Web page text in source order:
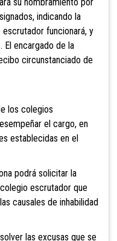
indicando la
funcionará, y
El encargado de la
circunstanciado de
los colegios
el cargo, en
establecidas en el
podrá solicitar la
escrutador que
causales de inhabilidad
las excusas que se